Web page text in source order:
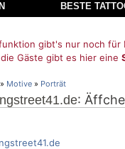
BESTE
gibt's nur noch für
Gäste gibt es hier eine
» Motive » Porträt
: